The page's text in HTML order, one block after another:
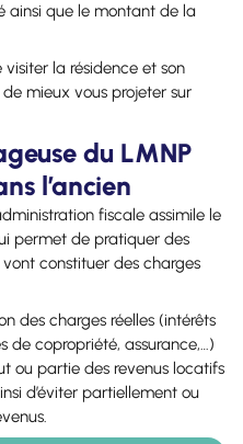
ainsi que le montant de la
la résidence et son
mieux vous projeter sur
du LMNP
l’ancien
fiscale assimile le
permet de pratiquer des
constituer des charges
des charges réelles (intérêts
de copropriété, assurance,…)
ou partie des revenus locatifs
d’éviter partiellement ou